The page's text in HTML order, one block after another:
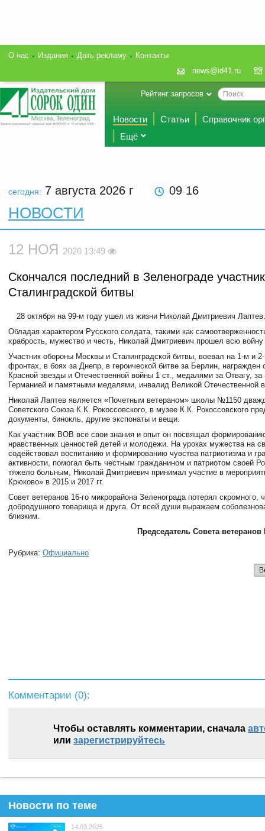
О нас Издания Дать рекламу
Контакты
news@id41.ru
Рейтинг запросов
Новости Статьи
Справочник
Ещё
сегодня: 7 августа 2026 г 09 16
НОВОСТИ
12 НОЯ 2020 13:49
Скончался последний в Зеленограде участник
Сталинградской битвы
28 октября на 99-м году ушел из жизни Николай Дмитриевич Лаптев.
Обладая характером Русского солдата, такими как
храбрость, мужество и честь, Николай Дмитриевич прошел всю войну
Участник обороны Москвы и Сталинградской битвы, воевал на 1-м и
фронтах, в боях за Днепр, в героической битве за Берлин, награжден
Красной звезды и Отечественной войны 1 ст., медалями за Отвагу,
Германией и памятными медалями, инвалид Великой Отечественной
Николай Лаптев является «Почетным ветераном» школы №1150
Советского Союза К.К. Рокоссовского, в музее К.К. Рокоссовского
документы, бинокль, другие экспонаты и вещи.
Как участник ВОВ все свои знания и опыт он посвящал
нравственных ценностей детей и молодежи. На уроках мужества на
содействовал воспитанию и формированию чувства патриотизма и
активности, помогал быть честным гражданином и патриотом своей
тяжело больным, Николай Дмитриевич принимал участие в
Крюково» в 2015 и 2017 гг.
Совет ветеранов 16-го микрорайона Зеленограда потерял скромного,
добродушного товарища и друга. От всей души выражаем
близким.
Председатель Совета
Рубрика: Официально
Комментарии (0):
Чтобы оставлять комментарии, сначала
или зарегистрируйтесь
Новости по теме
14.03.2025